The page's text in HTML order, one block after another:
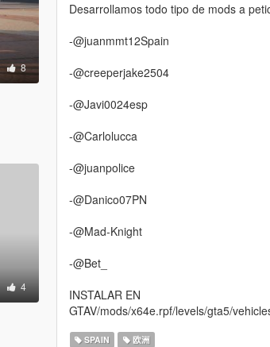
8
4
Desarrollamos todo tipo de mods a
-@juanmmt12Spain
-@creeperjake2504
-@Javi0024esp
-@Carlolucca
-@juanpolice
-@Danico07PN
-@Mad-Knight
-@Bet_
INSTALAR EN
GTAV/mods/x64e.rpf/levels/gta5/
SPAIN 欧洲